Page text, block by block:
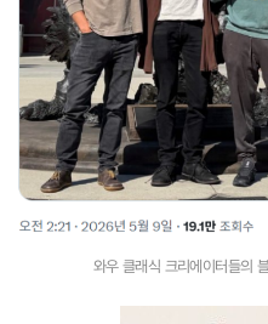
와우 클래식 크리에이터들의